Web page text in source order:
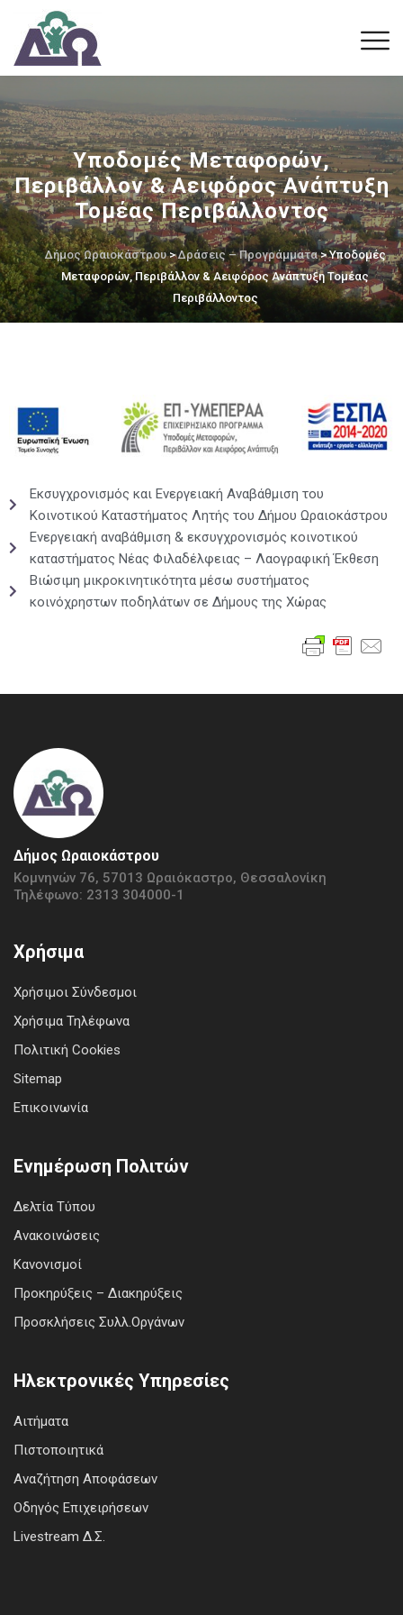
Υποδομές Μεταφορών,
Περιβάλλον & Αειφόρος Ανάπτυξη
Τομέας Περιβάλλοντος
Δήμος Ωραιοκάστρου>Δράσεις – Προγράμματα> Υποδομές
Μεταφορών, Περιβάλλον & Αειφόρος Ανάπτυξη Τομέας
Περιβάλλοντος
Εκσυγχρονισμός και Ενεργειακή Αναβάθμιση του
Κοινοτικού Καταστήματος Λητής του Δήμου Ωραιοκάστρου
Ενεργειακή αναβάθμιση & εκσυγχρονισμός κοινοτικού
καταστήματος Νέας Φιλαδέλφειας – Λαογραφική Έκθεση
Βιώσιμη μικροκινητικότητα μέσω συστήματος
κοινόχρηστων ποδηλάτων σε Δήμους της Χώρας
Δήμος Ωραιοκάστρου
Κομνηνών 76, 57013 Ωραιόκαστρο, Θεσσαλονίκη
Τηλέφωνο: 2313 304000-1
Χρήσιμα
Χρήσιμοι Σύνδεσμοι
Χρήσιμα Τηλέφωνα
Πολιτική Cookies
Sitemap
Επικοινωνία
Ενημέρωση Πολιτών
Δελτία Τύπου
Ανακοινώσεις
Κανονισμοί
Προκηρύξεις – Διακηρύξεις
Προσκλήσεις Συλλ.Οργάνων
Ηλεκτρονικές Υπηρεσίες
Αιτήματα
Πιστοποιητικά
Αναζήτηση Αποφάσεων
Οδηγός Επιχειρήσεων
Livestream Δ.Σ.